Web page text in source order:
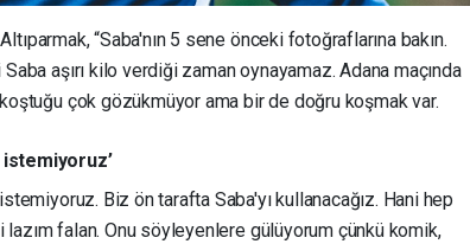
“Saba'nın 5 sene önceki fotoğraflarına bakın.
aşırı kilo verdiği zaman oynayamaz. Adana maçında
çok gözükmüyor ama bir de doğru koşmak var.
istemiyoruz’
istemiyoruz. Biz ön tarafta Saba'yı kullanacağız. Hani hep
falan. Onu söyleyenlere gülüyorum çünkü komik,